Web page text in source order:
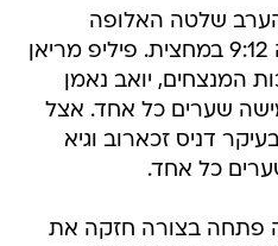
שלטה האלופה
מתחילת המשחק והובילה 9:12 במחצית. פיליפ מריאן
המנצחים, יואב נאמן
שערים כל אחד. אצל
דניס זכארוב וגיא
כל אחד.
פתחה בצורה חזקה את